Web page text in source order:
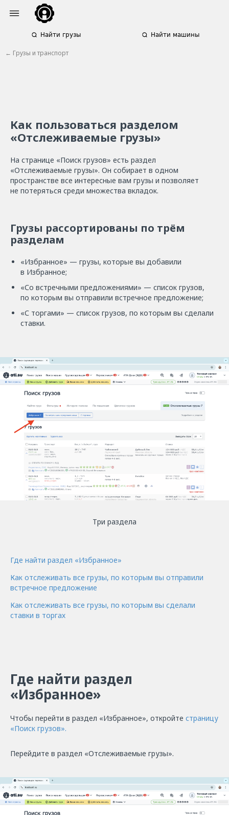
Найти грузы Найти машины
← Грузы и транспорт
Как пользоваться разделом
«Отслеживаемые грузы»
На странице «Поиск грузов» есть раздел
«Отслеживаемые грузы». Он собирает в одном
пространстве все интересные вам грузы и позволяет
не потеряться среди множества вкладок.
Грузы рассортированы по трём
разделам
«Избранное» — грузы, которые вы добавили
в Избранное;
«Со встречными предложениями» — список грузов,
по которым вы отправили встречное предложение;
«С торгами» — список грузов, по которым вы сделали
ставки.
Три раздела
Где найти раздел «Избранное»
Как отслеживать все грузы, по которым вы отправили
встречное предложение
Как отслеживать все грузы, по которым вы сделали
ставки в торгах
Где найти раздел
«Избранное»
Чтобы перейти в раздел «Избранное», откройте страницу
«Поиск грузов».
Перейдите в раздел «Отслеживаемые грузы».